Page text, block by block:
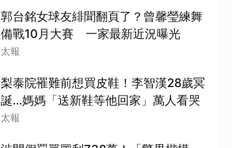
郭台銘女球友緋聞翻頁了？曾馨瑩練舞
備戰10月大賽 一家最新近況曝光
太報
梨泰院罹難前想買皮鞋！李智漢28歲冥
誕…媽媽「送新鞋等他回家」萬人看哭
太報